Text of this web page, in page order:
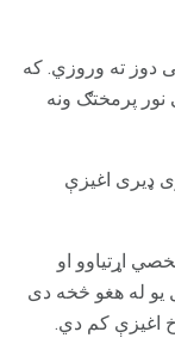
دوز ته وروزي. که
نور پرمختګ ونه
ډیری اغیزې
اړتیاوو او
یو له هغو څخه دی
اغیزې کم دي.